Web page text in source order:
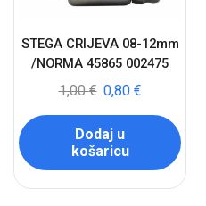
STEGA CRIJEVA 08-12mm
/NORMA 45865 002475
1,00€ 0,80 €
Dodaj u
košaricu